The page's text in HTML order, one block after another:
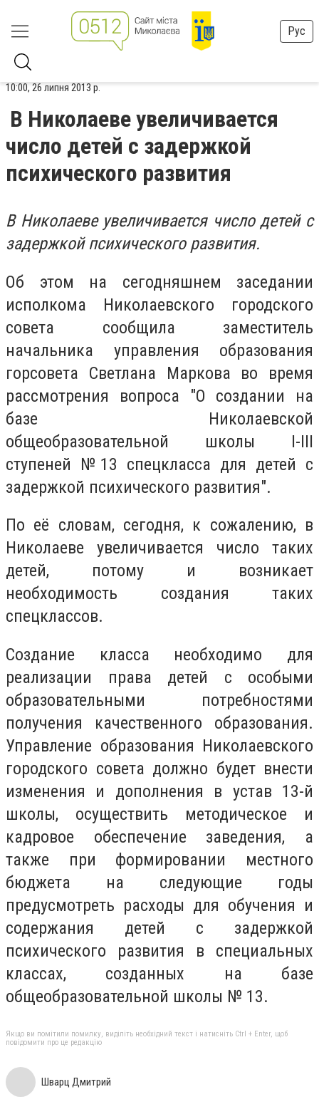
Рус
10:00, 26 липня 2013 р.
В Николаеве увеличивается
число детей с задержкой
психического развития
В Николаеве увеличивается число детей с
задержкой психического развития.
Об этом на сегодняшнем заседании
исполкома Николаевского городского
совета сообщила заместитель
начальника управления образования
горсовета Светлана Маркова во время
рассмотрения вопроса "О создании на
базе Николаевской
общеобразовательной школы І-ІІІ
ступеней №13 спецкласса для детей с
задержкой психического развития".
По её словам, сегодня, к сожалению, в
Николаеве увеличивается число таких
детей, потому и возникает
необходимость создания таких
спецклассов.
Создание класса необходимо для
реализации права детей с особыми
образовательными потребностями
получения качественного образования.
Управление образования Николаевского
городского совета должно будет внести
изменения и дополнения в устав 13-й
школы, осуществить методическое и
кадровое обеспечение заведения, а
также при формировании местного
бюджета на следующие годы
предусмотреть расходы для обучения и
содержания детей с задержкой
психического развития в специальных
классах, созданных на базе
общеобразовательной школы № 13.
Якщо ви помітили помилку, виділіть необхідний текст і натисніть Ctrl + Enter, щоб
повідомити про це редакцію
Шварц Дмитрий